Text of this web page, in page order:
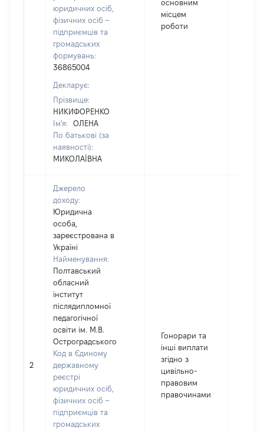
юридичних осіб,
фізичних осіб –
підприємців та
громадських
формувань:
36865004
Декларує:
Прізвище:
НИКИФОРЕНКО
Ім'я:
ОЛЕНА
По батькові (за
наявності):
МИКОЛАЇВНА
основним
місцем
роботи
2
Джерело
доходу:
Юридична
особа,
зареєстрована в
Україні
Найменування:
Полтавський
обласний
інститут
післядипломної
педагогічної
освіти ім. М.В.
Остроградського
Код в Єдиному
державному
реєстрі
юридичних осіб,
фізичних осіб –
підприємців та
громадських
Гонорари та
інші виплати
згідно з
цивільно-
правовим
правочинами